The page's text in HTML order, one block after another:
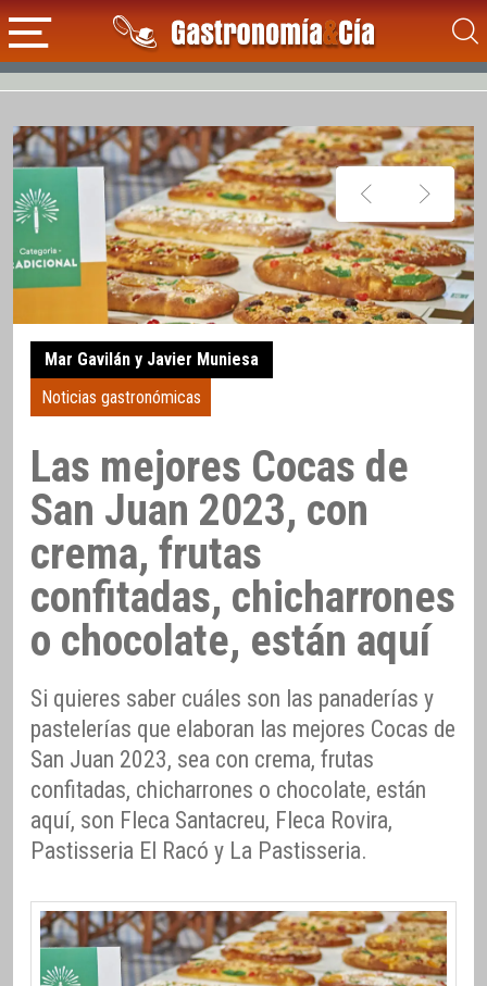
Mar Gavilán y Javier Muniesa
Noticias gastronómicas
Las mejores Cocas de
San Juan 2023, con
crema, frutas
confitadas, chicharrones
o chocolate, están aquí
Si quieres saber cuáles son las panaderías y
pastelerías que elaboran las mejores Cocas de
San Juan 2023, sea con crema, frutas
confitadas, chicharrones o chocolate, están
aquí, son Fleca Santacreu, Fleca Rovira,
Pastisseria El Racó y La Pastisseria.